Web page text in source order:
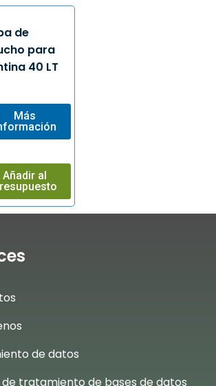
de
para
40 LT
Más
Añadir al
de datos
de tratamiento de bases de datos